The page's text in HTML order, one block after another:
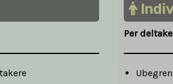
Per